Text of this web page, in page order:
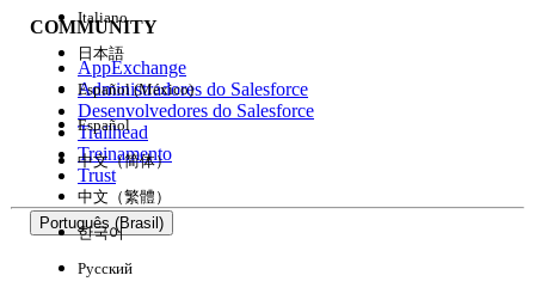
Experiência
COMMUNITY
AppExchange
Administradores do Salesforce
Desenvolvedores do Salesforce
Trailhead
Treinamento
Trust
Português (Brasil)
Italiano
日本語
Español (México)
Español
中文（简体）
中文（繁體）
한국어
Русский